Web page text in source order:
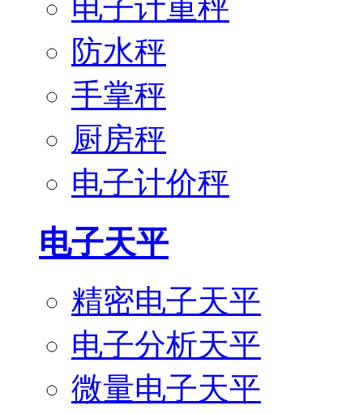
电子计重秤
防水秤
手掌秤
厨房秤
电子计价秤
电子天平
精密电子天平
电子分析天平
微量电子天平